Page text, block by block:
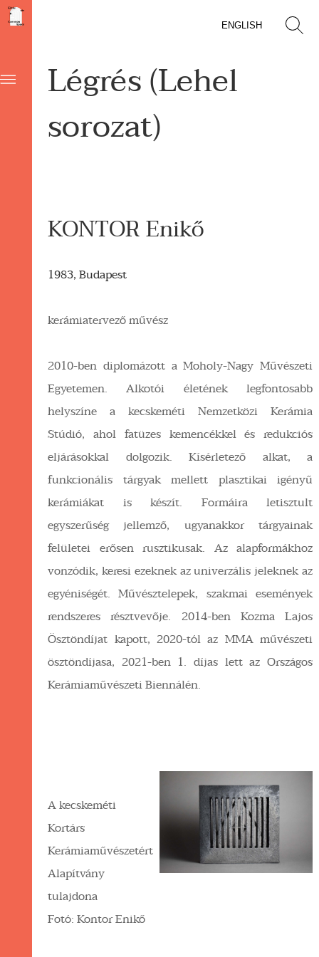
ENGLISH
Légrés (Lehel
sorozat)
KONTOR Enikő
1983, Budapest
kerámiatervező művész
2010-ben diplomázott a Moholy-Nagy Művészeti
Egyetemen. Alkotói életének legfontosabb
helyszíne a kecskeméti Nemzetközi Kerámia
Stúdió, ahol fatüzes kemencékkel és redukciós
eljárásokkal dolgozik. Kísérletező alkat, a
funkcionális tárgyak mellett plasztikai igényű
kerámiákat is készít. Formáira letisztult
egyszerűség jellemző, ugyanakkor tárgyainak
felületei erősen rusztikusak. Az alapformákhoz
vonzódik, keresi ezeknek az univerzális jeleknek az
egyéniségét. Művésztelepek, szakmai események
rendszeres résztvevője. 2014-ben Kozma Lajos
Ösztöndíjat kapott, 2020-tól az MMA művészeti
ösztöndíjasa, 2021-ben 1. díjas lett az Országos
Kerámiaművészeti Biennálén.
A kecskeméti
Kortárs
Kerámiaművészetért
Alapítvány
tulajdona
Fotó: Kontor Enikő